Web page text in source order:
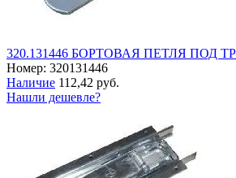
320.131446 БОРТОВАЯ ПЕТЛЯ ПОД
Номер: 320131446
Наличие 112,42 руб.
Нашли дешевле?